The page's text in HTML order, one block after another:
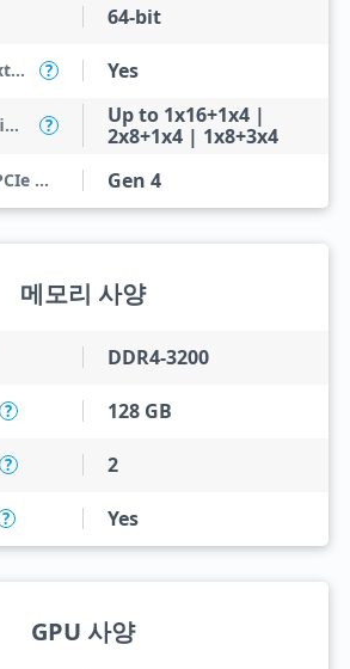
64-bit
Intel VT-x with Extended Page Tables (EPT) ? Yes
PCI Express Configurations ?
Up to 1x16+1x4 |
2x8+1x4 | 1x8+3x4
Microprocessor PCIe Revision Gen 4
메모리 사양
DDR4-3200
? 128 GB
? 2
? Yes
GPU 사양